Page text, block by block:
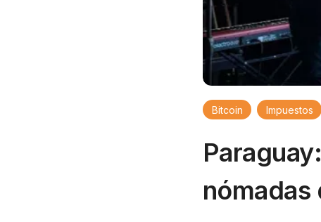
Bitcoin Impuestos
nómadas